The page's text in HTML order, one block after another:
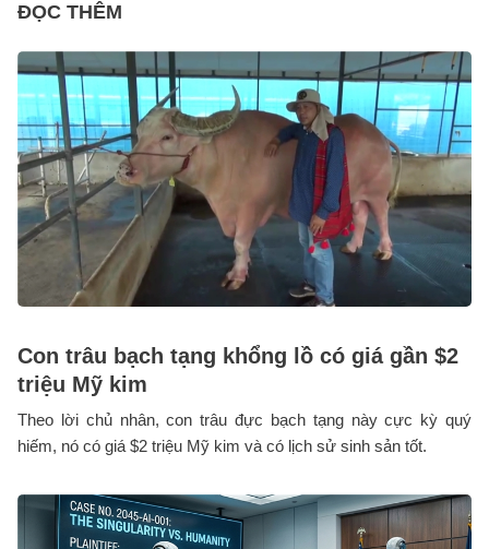
ĐỌC THÊM
Con trâu bạch tạng khổng lồ có giá gần $2
triệu Mỹ kim
Theo lời chủ nhân, con trâu đực bạch tạng này cực kỳ quý
hiếm, nó có giá $2 triệu Mỹ kim và có lịch sử sinh sản tốt.